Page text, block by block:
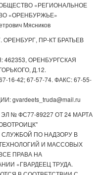
«РЕГИОНАЛЬНОЕ
«ОРЕНБУРЖЬЕ»
Мясников
ОРЕНБУРГ, ПР-КТ БРАТЬЕВ
ОРЕНБУРГСКАЯ
Д.12.
42; 67-57-74. ФАКС: 67-55-
gvardeets_truda@mail.ru
№ ФС77-89227 ОТ 24 МАРТА
ПО НАДЗОРУ В
И МАССОВЫХ
ПРАВА НА
«ГВАРДЕЕЦ ТРУДА.